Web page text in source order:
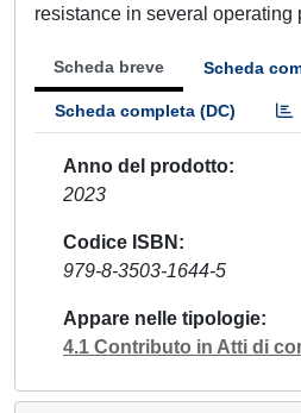
resistance in several operating
Scheda breve Scheda
Scheda completa (DC)
Anno del prodotto
2023
Codice ISBN
979-8-3503-1644-5
Appare nelle tipologie
4.1 Contributo in Atti di